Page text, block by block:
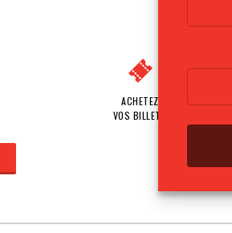
ACHETEZ
VOS BILLETS